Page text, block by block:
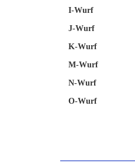
I-Wurf
J-Wurf
K-Wurf
M-Wurf
N-Wurf
O-Wurf